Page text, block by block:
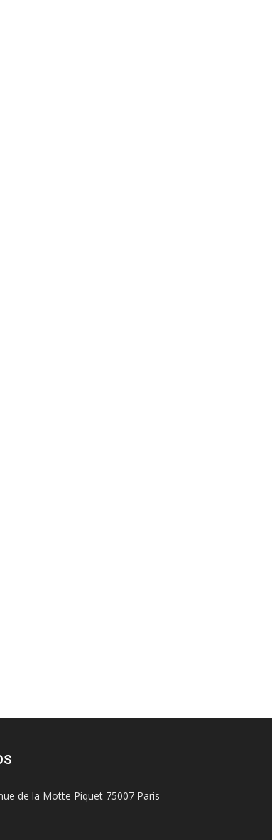
de la Motte Piquet 75007 Paris